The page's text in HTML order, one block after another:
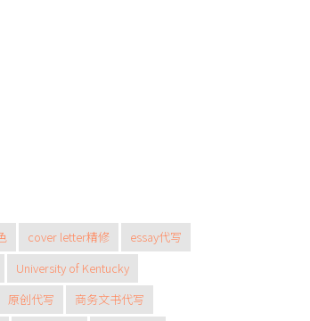
cover letter精修
essay代写
University of Kentucky
原创代写
商务文书代写